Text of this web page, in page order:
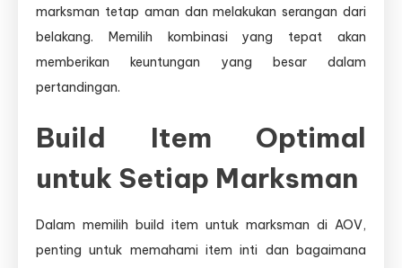
marksman tetap aman dan melakukan serangan dari
belakang. Memilih kombinasi yang tepat akan
memberikan keuntungan yang besar dalam
pertandingan.
Build Item Optimal
untuk Setiap Marksman
Dalam memilih build item untuk marksman di AOV,
penting untuk memahami item inti dan bagaimana